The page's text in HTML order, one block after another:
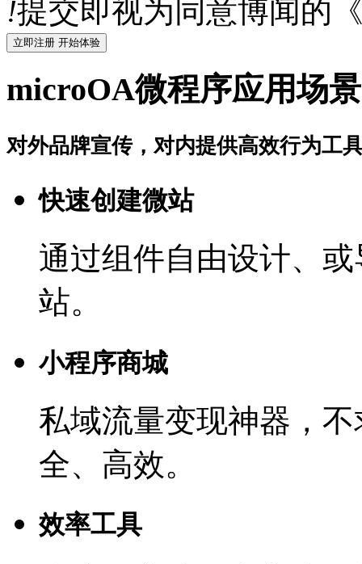
!提交即视为同意博闻的
microOA微程序应用场景
对外品牌宣传，对内提供高效行为工
快速创建微站
通过组件自由设计、
站。
小程序商城
私域流量变现神器，
全、高效。
效率工具